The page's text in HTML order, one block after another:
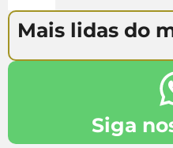
Mais lidas do
Siga